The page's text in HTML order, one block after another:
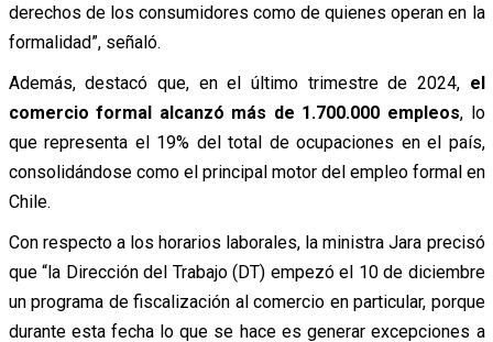
derechos de los consumidores como de quienes operan en la
formalidad”, señaló.
Además, destacó que, en el último trimestre de 2024, el
comercio formal alcanzó más de 1.700.000 empleos, lo
que representa el 19% del total de ocupaciones en el país,
consolidándose como el principal motor del empleo formal en
Chile.
Con respecto a los horarios laborales, la ministra Jara precisó
que “la Dirección del Trabajo (DT) empezó el 10 de diciembre
un programa de fiscalización al comercio en particular, porque
durante esta fecha lo que se hace es generar excepciones a